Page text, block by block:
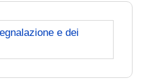
e dei